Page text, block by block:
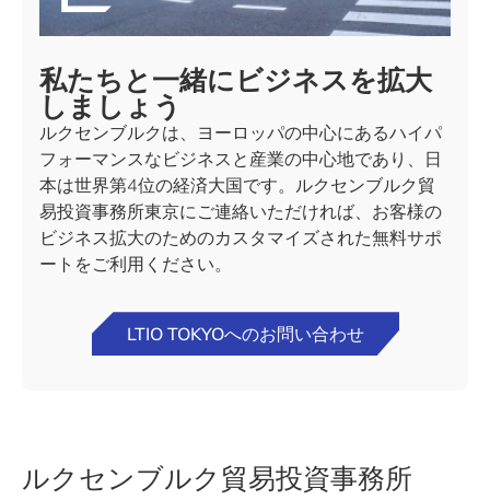
私たちと一緒にビジネスを拡大
しましょう
ルクセンブルクは、ヨーロッパの中心にあるハイパ
フォーマンスなビジネスと産業の中心地であり、日
本は世界第4位の経済大国です。ルクセンブルク貿
易投資事務所東京にご連絡いただければ、お客様の
ビジネス拡大のためのカスタマイズされた無料サポ
ートをご利用ください。
LTIO TOKYOへのお問い合わせ
ルクセンブルク貿易投資事務所